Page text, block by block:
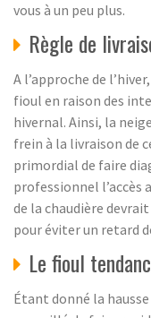
vous à un peu plus.
Règle de
A l’approche de
fioul en raison des
hivernal. Ainsi, la
frein à la livraison de
primordial de faire
professionnel
de la chaudière
pour éviter un retard
Le fioul
Étant donné la